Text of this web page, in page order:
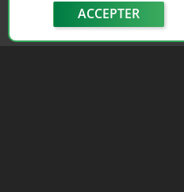
ACCEPTER